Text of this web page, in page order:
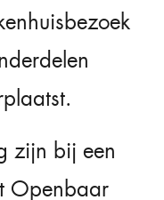
zijn bij een
Openbaar